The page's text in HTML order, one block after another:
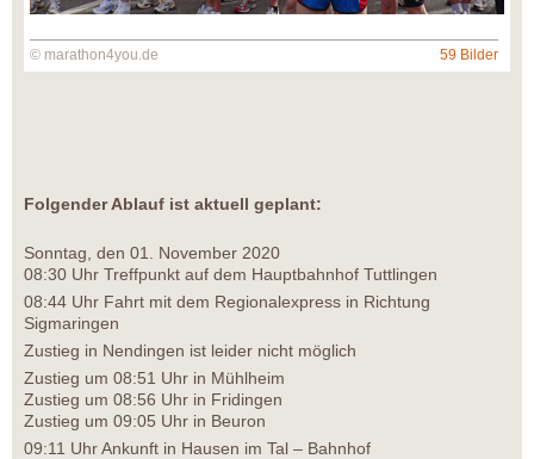
© marathon4you.de 59 Bilder
Folgender Ablauf ist aktuell geplant:
Sonntag, den 01. November 2020
08:30 Uhr Treffpunkt auf dem Hauptbahnhof Tuttlingen
08:44 Uhr Fahrt mit dem Regionalexpress in Richtung
Sigmaringen
Zustieg in Nendingen ist leider nicht möglich
Zustieg um 08:51 Uhr in Mühlheim
Zustieg um 08:56 Uhr in Fridingen
Zustieg um 09:05 Uhr in Beuron
09:11 Uhr Ankunft in Hausen im Tal – Bahnhof